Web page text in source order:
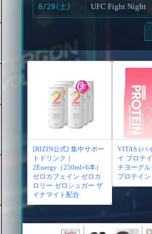
8/29(土) UFC Fight Night
[RIZIN公式] 集中サポー
トドリンク｜
2Energy（250ml×6本）
ゼロカフェイン ゼロカ
ロリー ゼロシュガー ザ
イナマイト配合
VITAS (バ
イ プロテ
チヨーグル
プロテイン